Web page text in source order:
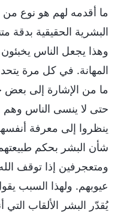
ما أقدمه لهم هو نوع من
البشرية الحقيقية بدقة
وهذا يجعل الناس
المهانة. في كل مرة
ما من الإشارة إلى بعض
حتى لا ينسى الناس وهم
ينظروا إلى معرفة
شأن البشر بحكم
ومتعجرفين إذا توقف
عيوبهم. ولهذا السبب
يُقدّر البشر الألقاب